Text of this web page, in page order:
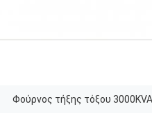
Φούρνος τήξης τόξου 3000KVA